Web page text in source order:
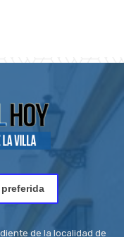
de la localidad de